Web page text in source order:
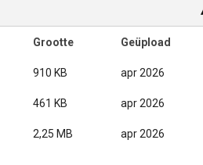
Grootte Geüpload
910 KB apr 2026
461 KB apr 2026
2,25 MB apr 2026